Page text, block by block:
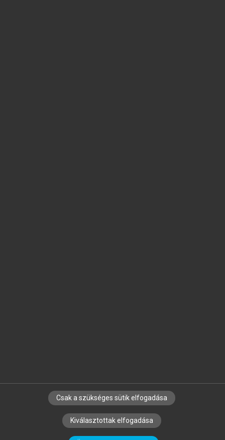
SZERZŐKNEK CÉGEKNEK KÖNYVTÁROSOKNAK
SZERKESZTÉSI ÉS LEKTORÁLÁSI ALAPELVEK
Csak a szükséges sütik elfogadása
Kiválasztottak elfogadása